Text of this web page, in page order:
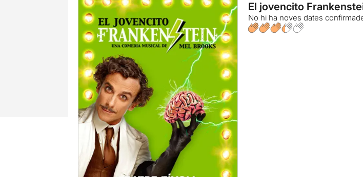
El jovencito
No hi ha noves dates